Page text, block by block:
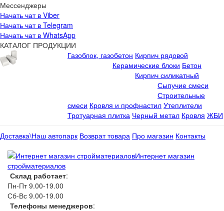
Мессенджеры
Начать чат в Viber
Начать чат в Telegram
Начать чат в WhatsApp
КАТАЛОГ ПРОДУКЦИИ
Газоблок, газобетон Кирпич рядовой
Керамические блоки Бетон
Кирпич силикатный
Сыпучие смеси
Строительные
смеси Кровля и профнастил Утеплители
Тротуарная плитка Черный метал Кровля ЖБИ
Доставка\Наш автопарк Возврат товара Про магазин Контакты
Интернет магазин
стройматериалов
Склад работает:
Пн-Пт 9.00-19.00
Сб-Вс 9.00-19.00
Телефоны менеджеров: